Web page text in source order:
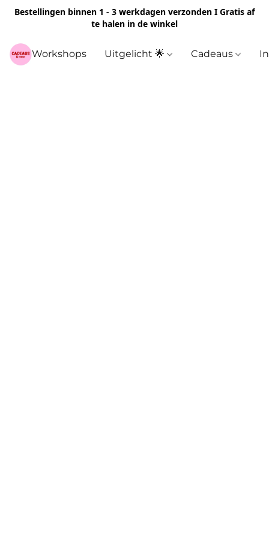
Bestellingen binnen 1 - 3 werkdagen verzonden I Gratis af
te halen in de winkel
Workshops Uitgelicht 🌟 Cadeaus